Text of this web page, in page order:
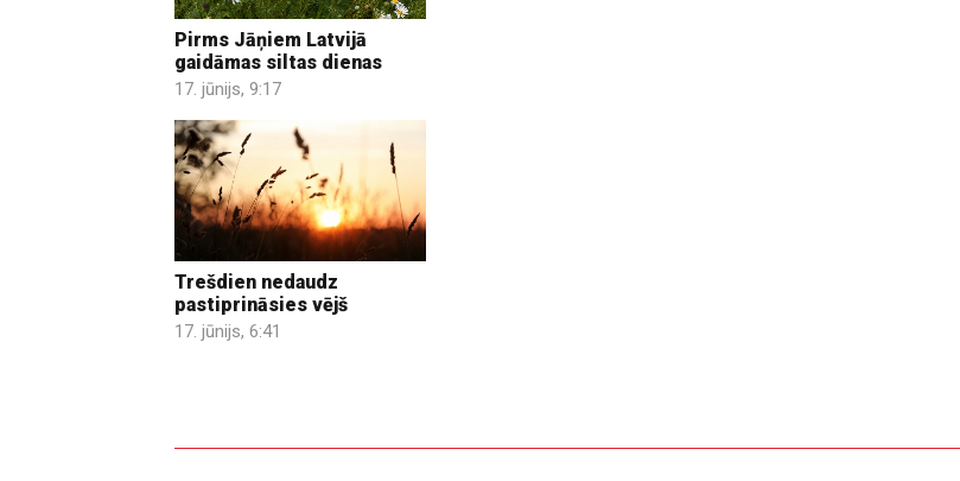
Pirms Jāņiem Latvijā
gaidāmas siltas dienas
17. jūnijs, 9:17
Trešdien nedaudz
pastiprināsies vējš
17. jūnijs, 6:41